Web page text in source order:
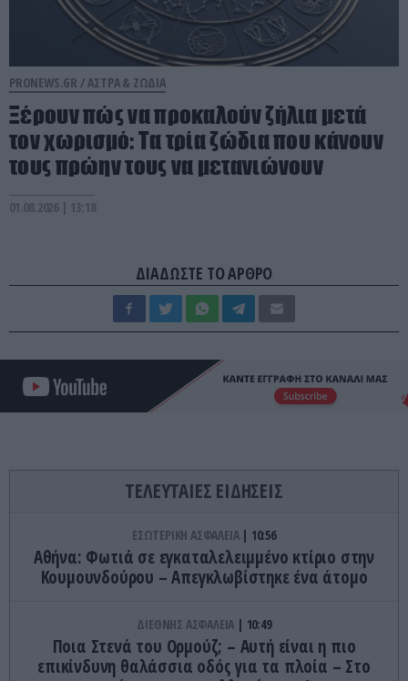
PRONEWS.GR /ΑΣΤΡΑ & ΖΩΔΙΑ
Ξέρουν πώς να προκαλούν ζήλια μετά
τον χωρισμό: Τα τρία ζώδια που κάνουν
τους πρώην τους να μετανιώνουν
01.08.2026 | 13:18
ΔΙΑΔΩΣΤΕ ΤΟ ΑΡΘΡΟ
ΤΕΛΕΥΤΑΙΕΣ ΕΙΔΗΣΕΙΣ
ΕΣΩΤΕΡΙΚΗ ΑΣΦΑΛΕΙΑ 10:56
Αθήνα: Φωτιά σε εγκαταλελειμμένο κτίριο στην
Κουμουνδούρου – Απεγκλωβίστηκε ένα άτομο
ΔΙΕΘΝΗΣ ΑΣΦΑΛΕΙΑ 10:49
Ποια Στενά του Ορμούζ; – Αυτή είναι η πιο
επικίνδυνη θαλάσσια οδός για τα πλοία – Στο